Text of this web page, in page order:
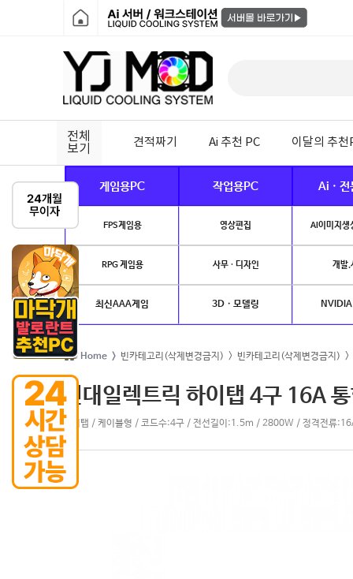
전체
보기
견적짜기 Ai 추천 PC 이달의 추천
게임용PC 작업용PC Ai · 전
FPS게임용 영상편집 AI이미지생
RPG 게임용 사무 · 디자인 개발.
최신AAA게임 3D · 모델링
Home > 빈카테고리(삭제변경금지) > 빈카테고리(삭제변경금지) >
현대일렉트릭 하이탭 4구 16A
멀티탭 / 케이블형 / 코드수:4구 / 전선길이:1.5m / 2800W / 정격전류